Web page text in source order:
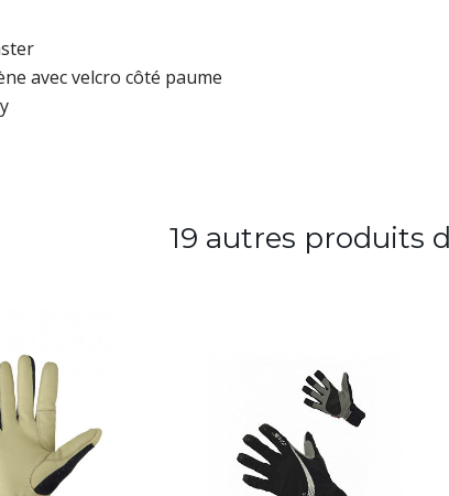
avec velcro côté paume
19 autres produits